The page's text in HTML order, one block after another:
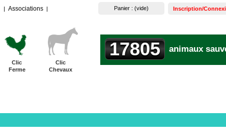
| Associations |
Clic
Ferme
Clic
Chevaux
animaux
17805
Inscription/
Panier : (vide)